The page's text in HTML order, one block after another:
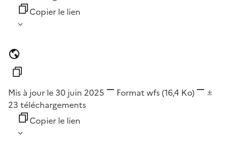
Copier le lien
Mis à jour le 30 juin 2025 Format wfs(16,4 Ko)
23 téléchargements
Copier le lien